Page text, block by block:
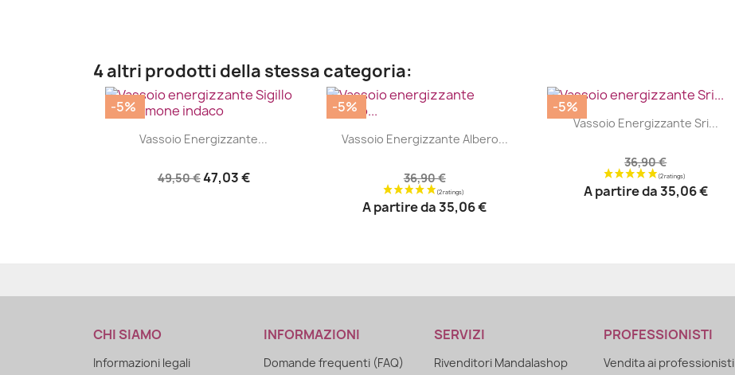
4 altri prodotti della stessa categoria:
| 
Vassoio Energizzante...
49,50 €47,03 €
-5%
| 
Vassoio Energizzante Albero...
36,90 €
A partire da35,06 €
-5%
| 
Vassoio Energizzante Sri...
36,90 €
A partire da35,06 €
-5%
CHI SIAMO
Informazioni legali
INFORMAZIONI
Domande frequenti (FAQ)
SERVIZI
Rivenditori Mandalashop
PROFESSIONISTI
Vendita ai professionisti